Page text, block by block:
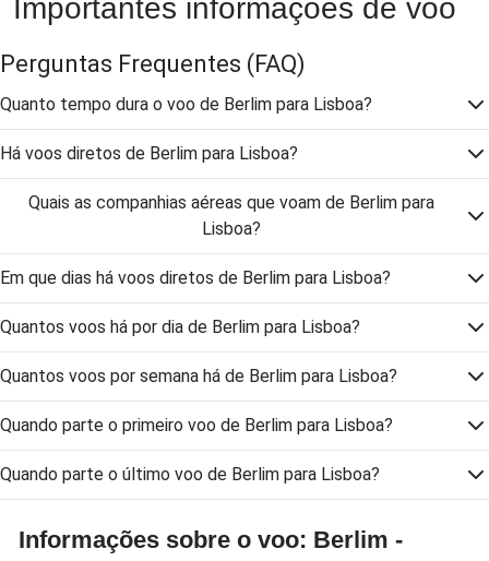
Importantes informações de voo
Perguntas Frequentes (FAQ)
Quanto tempo dura o voo de Berlim para Lisboa?
Há voos diretos de Berlim para Lisboa?
Quais as companhias aéreas que voam de Berlim para
Lisboa?
Em que dias há voos diretos de Berlim para Lisboa?
Quantos voos há por dia de Berlim para Lisboa?
Quantos voos por semana há de Berlim para Lisboa?
Quando parte o primeiro voo de Berlim para Lisboa?
Quando parte o último voo de Berlim para Lisboa?
Informações sobre o voo: Berlim -